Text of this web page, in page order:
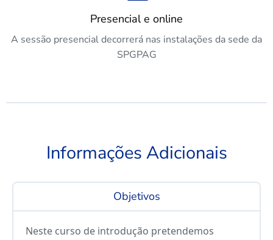
Presencial e online
A sessão presencial decorrerá nas instalações da sede da
SPGPAG
Informações Adicionais
Objetivos
Neste curso de introdução pretendemos